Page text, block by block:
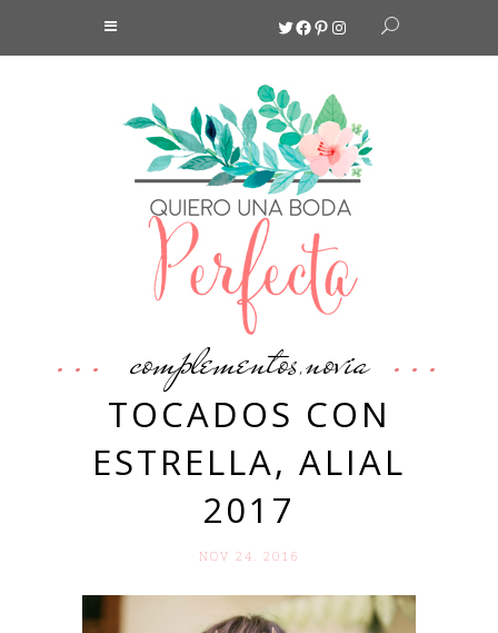
Twitter
Facebook
Pinterest
Instagram
complementos,novia
TOCADOS CON
ESTRELLA, ALIAL
2017
NOV 24. 2016